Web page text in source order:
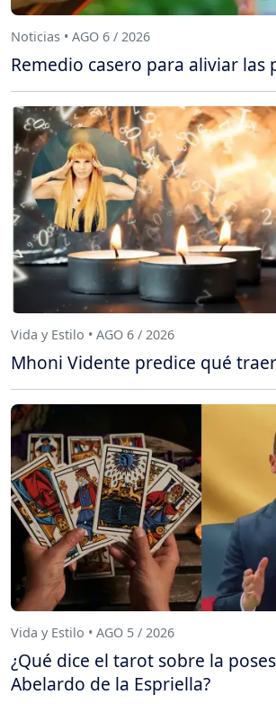
Noticias • AGO 6 / 2026
Remedio casero para aliviar las
Vida y Estilo • AGO 6 / 2026
Mhoni Vidente predice qué
Vida y Estilo • AGO 5 / 2026
¿Qué dice el tarot sobre la
Abelardo de la Espriella?